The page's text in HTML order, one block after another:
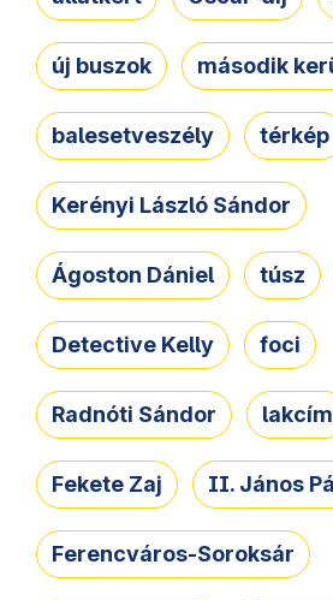
új buszok második
balesetveszély térkép
Kerényi László Sándor
Ágoston Dániel túsz
Detective Kelly foci
Radnóti Sándor lakcím
Fekete Zaj II. János
Ferencváros-Soroksár